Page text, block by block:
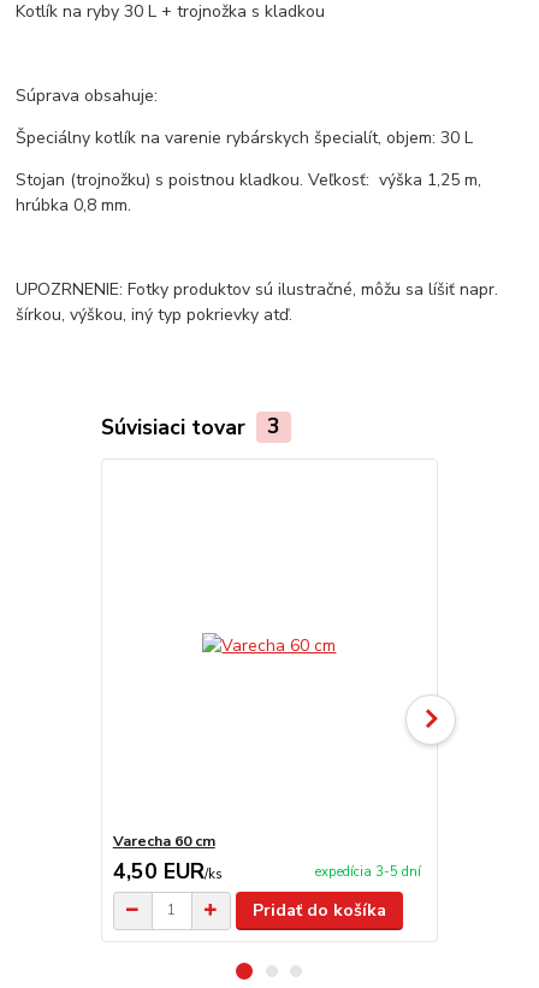
Kotlík na ryby 30 L + trojnožka s kladkou
Súprava obsahuje:
Špeciálny kotlík na varenie rybárskych špecialít, objem: 30 L
Stojan (trojnožku) s poistnou kladkou. Veľkosť: výška 1,25 m,
hrúbka 0,8 mm.
UPOZRNENIE: Fotky produktov sú ilustračné, môžu sa líšiť napr.
šírkou, výškou, iný typ pokrievky atď.
Súvisiaci tovar 3
Varecha 60 cm
4,50 EUR/ks expedícia 3-5 dní
Pridať do košíka